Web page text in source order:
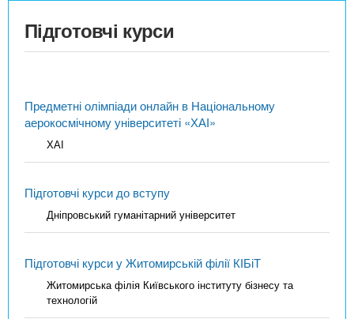
Підготовчі курси
Предметні олімпіади онлайн в Національному
аерокосмічному університеті «ХАІ»
ХАІ
Підготовчі курси до вступу
Дніпровський гуманітарний університет
Підготовчі курси у Житомирській філії КІБіТ
Житомирська філія Київського інституту бізнесу та
технологій